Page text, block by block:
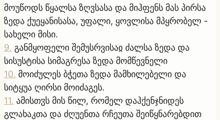
მოუწოდს წყალსა ზღჳსასა და მიჰფენს მას პირსა
ზედა ქუეყანისასა, უფალი, ყოვლისა მპყრობელ -
სახელი მისი.
9. განმყოფელი შემუსრვისაჲ ძალსა ზედა და
სისუსტისა სიმაგრესა ზედა მომწევნელი
10. მოიძულეს ბჭეთა ზედა მამხილებელი და
სიტყუა ღირსი მოიძაგეს.
11. ამისთჳს მის წილ, რომელ დაჰქენჯნიდეს
გლახაკთა და ძღუენთა რჩეუთა შეიწყნარებდით